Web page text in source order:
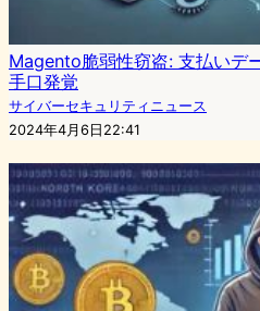
Magento脆弱性窃盗: 支払いデ
手口発覚
サイバーセキュリティニュース
2024年4月6日22:41